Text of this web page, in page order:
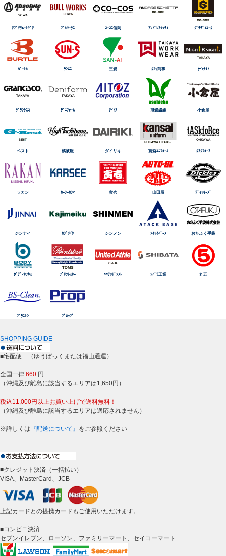
ｱﾌﾞｿﾘｭｰﾄｷﾞｱ ﾌﾞﾙﾜｰｸｽ ｺｰｺｽ信岡 ｱﾝﾄﾞﾚｽｹｯﾃｨ ｸﾞﾗﾃﾞｨｴｰﾀ
ﾊﾞｰﾄﾙ ｻﾝｴｽ 三愛 ﾀｶﾔ商事 ﾅｲtﾅｲﾄ
ｸﾞﾗﾝｼｽｺ ﾃﾞﾆﾌｫｰﾑ ｱｲﾄｽ 旭蝶繊維 小倉屋
ベスト 橘被服 ダイリキ 寛斎ﾕﾆﾌｫｰﾑ ﾀｽｸﾌｫｰｽ
ラカン ｶｰｼｰｶｼﾏ 寅壱 山田辰 ﾃﾞｨｯｷｰｽﾞ
ジンナイ ｶｼﾞﾒｲｸ シンメン ｱﾀｯｸﾍﾞｰｽ おたふく手袋
ﾎﾞﾃﾞｨﾀﾌﾈｽ ﾌﾟﾘﾝﾄｽﾀｰ ﾕﾆﾃｯﾄﾞｱｽﾚ ｼﾊﾞﾗ工業 丸五
ﾌﾞﾗｽﾄﾝ ﾌﾟﾛｯﾌﾟ
SHOPPING GUIDE
■宅配便 （ゆうぱっくまたは福山通運）
全国一律 660 円
（沖縄及び離島に該当するエリアは1,650円）
税込11,000円以上お買い上げで送料無料！
（沖縄及び離島に該当するエリアは適応されません）
※詳しくは 『配送について』 をご参照ください
■クレジット決済（一括払い）
VISA、MasterCard、JCB
上記カードとの提携カードもご使用いただけます。
■コンビニ決済
セブンイレブン、ローソン、ファミリーマート、セイコーマート